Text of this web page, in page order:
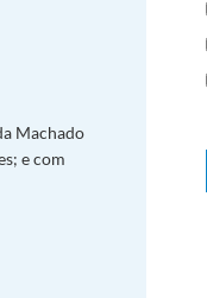
Machado
e com